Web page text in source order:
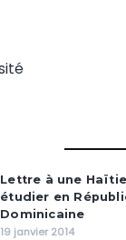
Lettre à une
étudier en
Dominicaine
19 janvier 2014